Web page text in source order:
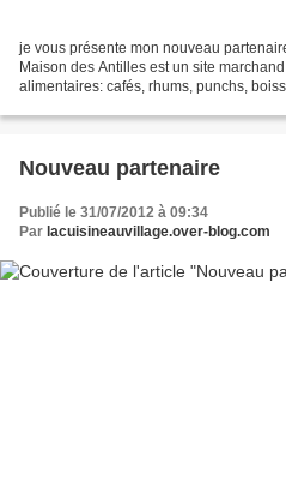
je vous présente mon nouveau
Maison des Antilles est un site
alimentaires: cafés, rhums, punchs,
Nouveau partenaire
Publié le 31/07/2012 à 09:34
Par lacuisineauvillage.over-blog.com